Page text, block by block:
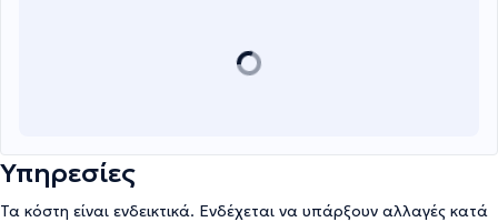
Υπηρεσίες
Τα κόστη είναι ενδεικτικά. Ενδέχεται να υπάρξουν αλλαγές κατά